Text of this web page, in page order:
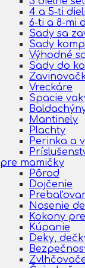
4 a 5-ti
6-ti a 8-mi
Sady sa
Sady
Výhodné
Sady do
Vreckáre
Spacie
Mantinely
Plachty
Perinka a
mamičky
Pôrod
Dojčenie
Nosenie
Kokony
Kúpanie
Deky,